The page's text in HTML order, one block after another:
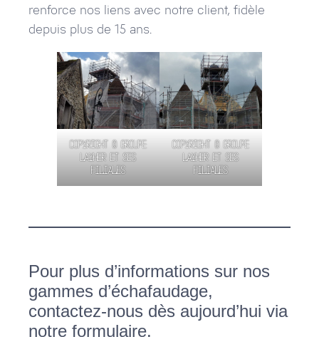
renforce nos liens avec notre client, fidèle
depuis plus de 15 ans.
Copyright © Groupe
Layher et ses
filiales
Copyright © Groupe
Layher et ses
filiales
Pour plus d’informations sur nos
gammes d’échafaudage,
contactez-nous dès aujourd’hui via
notre formulaire.